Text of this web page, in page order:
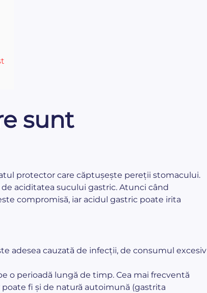
sunt
protector care căptușește pereții stomacului.
aciditatea sucului gastric. Atunci când
compromisă, iar acidul gastric poate irita
adesea cauzată de infecții, de consumul excesiv
o perioadă lungă de timp. Cea mai frecventă
fi și de natură autoimună (gastrita